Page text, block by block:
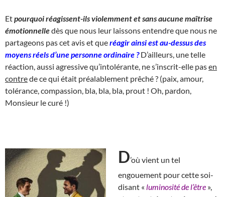
Etpourquoi réagissent-ils violemment et sans aucune maîtrise
émotionnelledès que nous leur laissons entendre que nous ne
partageons pas cet avis et queréagir ainsi est au-dessus des
moyens réels d’une personne ordinaire ?D’ailleurs, une telle
réaction, aussi agressive qu’intolérante, ne s’inscrit-elle pasen
contrede ce qui était préalablement prêché ? (paix, amour,
tolérance, compassion, bla, bla, bla, prout ! Oh, pardon,
Monsieur le curé !)
D’où vient un tel
engouement pour cette soi-
disant « luminosité de l’être »,